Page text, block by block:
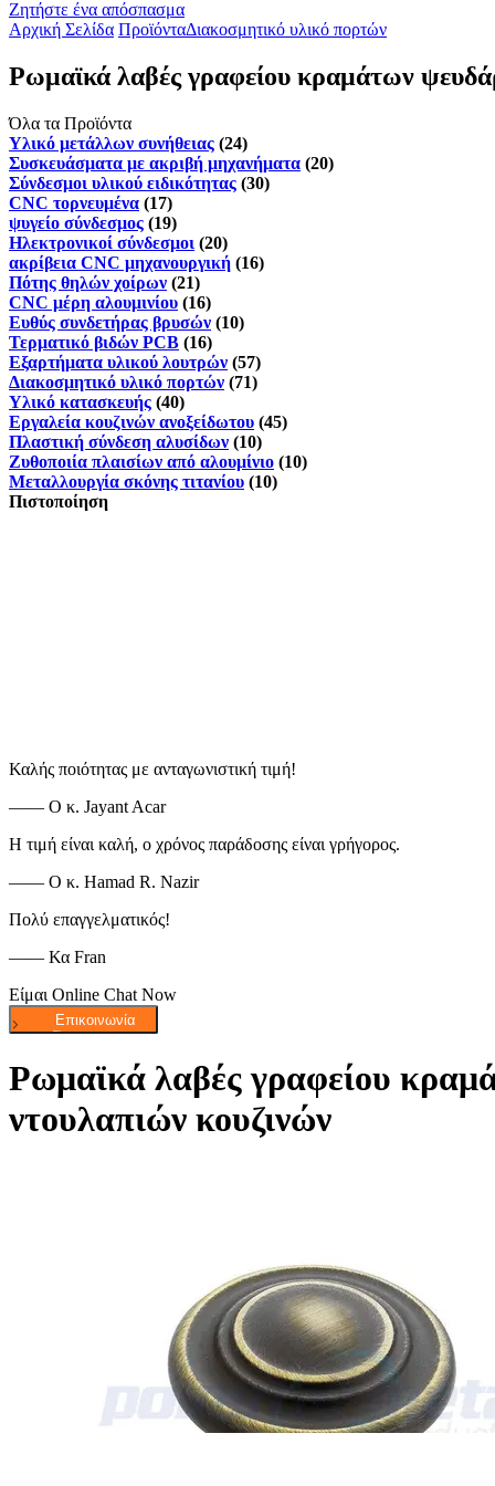
Ζητήστε ένα απόσπασμα
Αρχική Σελίδα ΠροϊόνταΔιακοσμητικό υλικό πορτών
Ρωμαϊκά λαβές γραφείου κραμάτων
Όλα τα Προϊόντα
Υλικό μετάλλων συνήθειας (24)
Συσκευάσματα με ακριβή μηχανήματα (20)
Σύνδεσμοι υλικού ειδικότητας (30)
CNC τορνευμένα (17)
ψυγείο σύνδεσμος (19)
Ηλεκτρονικοί σύνδεσμοι (20)
ακρίβεια CNC μηχανουργική (16)
Πότης θηλών χοίρων (21)
CNC μέρη αλουμινίου (16)
Ευθύς συνδετήρας βρυσών (10)
Τερματικό βιδών PCB (16)
Εξαρτήματα υλικού λουτρών (57)
Διακοσμητικό υλικό πορτών (71)
Υλικό κατασκευής (40)
Εργαλεία κουζινών ανοξείδωτου (45)
Πλαστική σύνδεση αλυσίδων (10)
Ζυθοποιία πλαισίων από αλουμίνιο (10)
Μεταλλουργία σκόνης τιτανίου (10)
Πιστοποίηση
Καλής ποιότητας με ανταγωνιστική τιμή!
—— Ο κ. Jayant Acar
Η τιμή είναι καλή, ο χρόνος παράδοσης είναι γρήγορος.
—— Ο κ. Hamad R. Nazir
Πολύ επαγγελματικός!
—— Κα Fran
Είμαι Online Chat Now
Ρωμαϊκά λαβές γραφείου
ντουλαπιών κουζινών